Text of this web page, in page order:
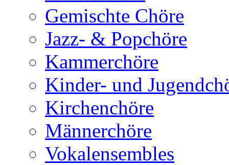
Gemischte Chöre
Jazz- & Popchöre
Kammerchöre
Kinder- und
Kirchenchöre
Männerchöre
Vokalensembles